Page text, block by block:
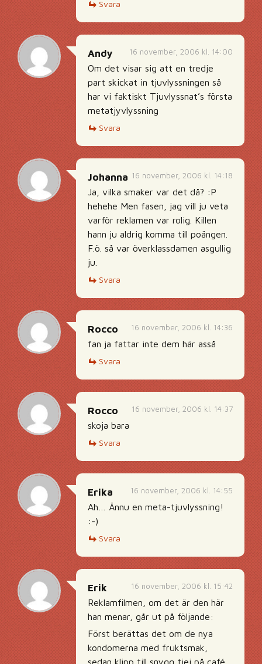
Svara
16 november, 2006 kl. 14:00
Andy
Om det visar sig att en tredje
part skickat in tjuvlyssningen så
har vi faktiskt Tjuvlyssnat’s första
metatjyvlyssning
Svara
16 november, 2006 kl. 14:18
Johanna
Ja, vilka smaker var det då? :P
hehehe Men fasen, jag vill ju veta
varför reklamen var rolig. Killen
hann ju aldrig komma till poängen.
F.ö. så var överklassdamen asgullig
ju.
Svara
16 november, 2006 kl. 14:36
Rocco
fan ja fattar inte dem här asså
Svara
16 november, 2006 kl. 14:37
Rocco
skoja bara
Svara
16 november, 2006 kl. 14:55
Erika
Ah… Ännu en meta-tjuvlyssning!
:-)
Svara
16 november, 2006 kl. 15:42
Erik
Reklamfilmen, om det är den här
han menar, går ut på följande:
Först berättas det om de nya
kondomerna med fruktsmak,
sedan klipp till snygg tjej på café.